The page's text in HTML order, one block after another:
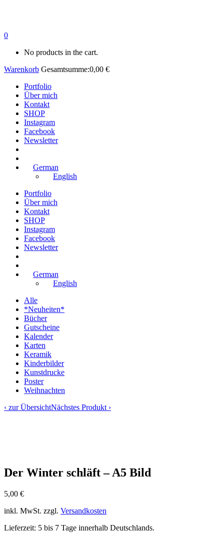
0
No products in the cart.
Warenkorb Gesamtsumme:0,00 €
Portfolio
Über mich
Kontakt
SHOP
Instagram
Facebook
Newsletter
German
English
Portfolio
Über mich
Kontakt
SHOP
Instagram
Facebook
Newsletter
German
English
Alle
*Neuheiten*
Bücher
Gutscheine
Kalender
Karten
Keramik
Kinderbilder
Kunstdrucke
Poster
Weihnachten
‹ zur ÜbersichtNächstes Produkt ›
Der Winter schläft – A5 Bild
5,00 €
inkl. MwSt. zzgl. Versandkosten
Lieferzeit: 5 bis 7 Tage innerhalb Deutschlands.